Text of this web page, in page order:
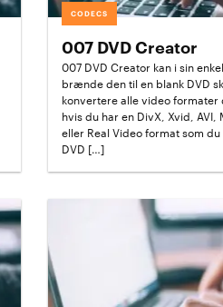
CODECS
007 DVD Creator
007 DVD Creator kan i sin
brænde den til en blank DVD
konvertere alle video formater
hvis du har en DivX, Xvid, AVI,
eller Real Video format som
DVD […]